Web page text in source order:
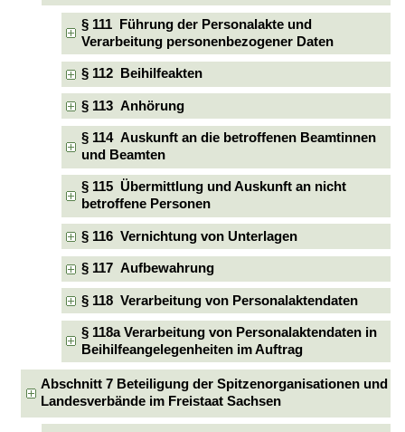
§ 111 Führung der Personalakte und
Verarbeitung personenbezogener Daten
§ 112 Beihilfeakten
§ 113 Anhörung
§ 114 Auskunft an die betroffenen Beamtinnen
und Beamten
§ 115 Übermittlung und Auskunft an nicht
betroffene Personen
§ 116 Vernichtung von Unterlagen
§ 117 Aufbewahrung
§ 118 Verarbeitung von Personalaktendaten
§ 118a Verarbeitung von Personalaktendaten in
Beihilfeangelegenheiten im Auftrag
Abschnitt 7 Beteiligung der Spitzenorganisationen und
Landesverbände im Freistaat Sachsen